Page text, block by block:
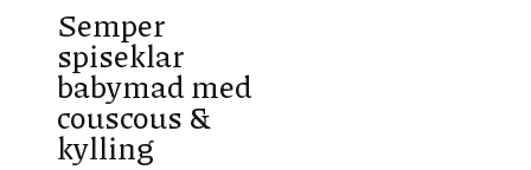
Semper
spiseklar
babymad med
couscous &
kylling